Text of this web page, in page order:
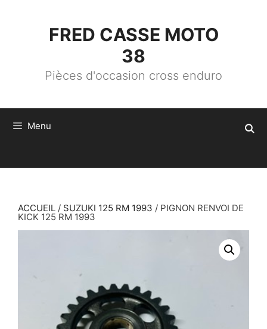
FRED CASSE MOTO
38
Pièces d'occasion cross enduro
Menu
ACCUEIL / SUZUKI 125 RM 1993 / PIGNON RENVOI DE
KICK 125 RM 1993